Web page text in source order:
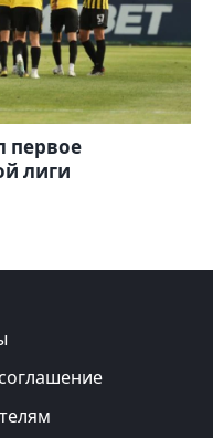
первое
лиги